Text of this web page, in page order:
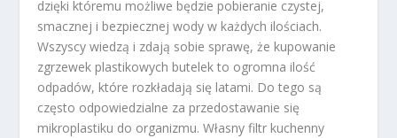
dzięki któremu możliwe będzie pobieranie czystej,
smacznej i bezpiecznej wody w każdych ilościach.
Wszyscy wiedzą i zdają sobie sprawę, że kupowanie
zgrzewek plastikowych butelek to ogromna ilość
odpadów, które rozkładają się latami. Do tego są
często odpowiedzialne za przedostawanie się
mikroplastiku do organizmu. Własny filtr kuchenny